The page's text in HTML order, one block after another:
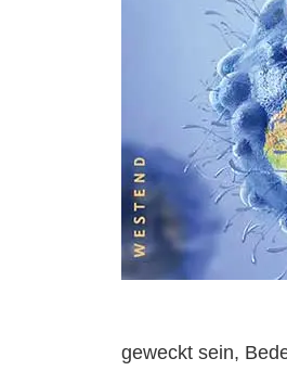
geweckt sein,